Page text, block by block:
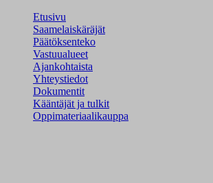
Etusivu
Saamelaiskäräjät
Päätöksenteko
Vastuualueet
Ajankohtaista
Yhteystiedot
Dokumentit
Kääntäjät ja tulkit
Oppimateriaalikauppa